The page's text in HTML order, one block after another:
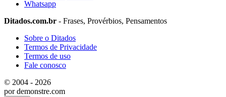
Whatsapp
Ditados.com.br - Frases, Provérbios, Pensamentos
Sobre o Ditados
Termos de Privacidade
Termos de uso
Fale conosco
© 2004 - 2026
por demonstre.com